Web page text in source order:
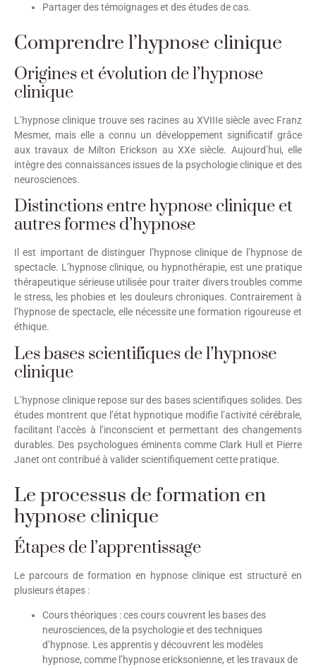
Partager des témoignages et des études de cas.
Comprendre l’hypnose clinique
Origines et évolution de l’hypnose
clinique
L’hypnose clinique trouve ses racines au XVIIIe siècle avec Franz
Mesmer, mais elle a connu un développement significatif grâce
aux travaux de Milton Erickson au XXe siècle. Aujourd’hui, elle
intègre des connaissances issues de la psychologie clinique et des
neurosciences.
Distinctions entre hypnose clinique et
autres formes d’hypnose
Il est important de distinguer l’hypnose clinique de l’hypnose de
spectacle. L’hypnose clinique, ou hypnothérapie, est une pratique
thérapeutique sérieuse utilisée pour traiter divers troubles comme
le stress, les phobies et les douleurs chroniques. Contrairement à
l’hypnose de spectacle, elle nécessite une formation rigoureuse et
éthique.
Les bases scientifiques de l’hypnose
clinique
L’hypnose clinique repose sur des bases scientifiques solides. Des
études montrent que l’état hypnotique modifie l’activité cérébrale,
facilitant l’accès à l’inconscient et permettant des changements
durables. Des psychologues éminents comme Clark Hull et Pierre
Janet ont contribué à valider scientifiquement cette pratique.
Le processus de formation en
hypnose clinique
Étapes de l’apprentissage
Le parcours de formation en hypnose clinique est structuré en
plusieurs étapes :
Cours théoriques : ces cours couvrent les bases des
neurosciences, de la psychologie et des techniques
d’hypnose. Les apprentis y découvrent les modèles
hypnose, comme l’hypnose ericksonienne, et les travaux de